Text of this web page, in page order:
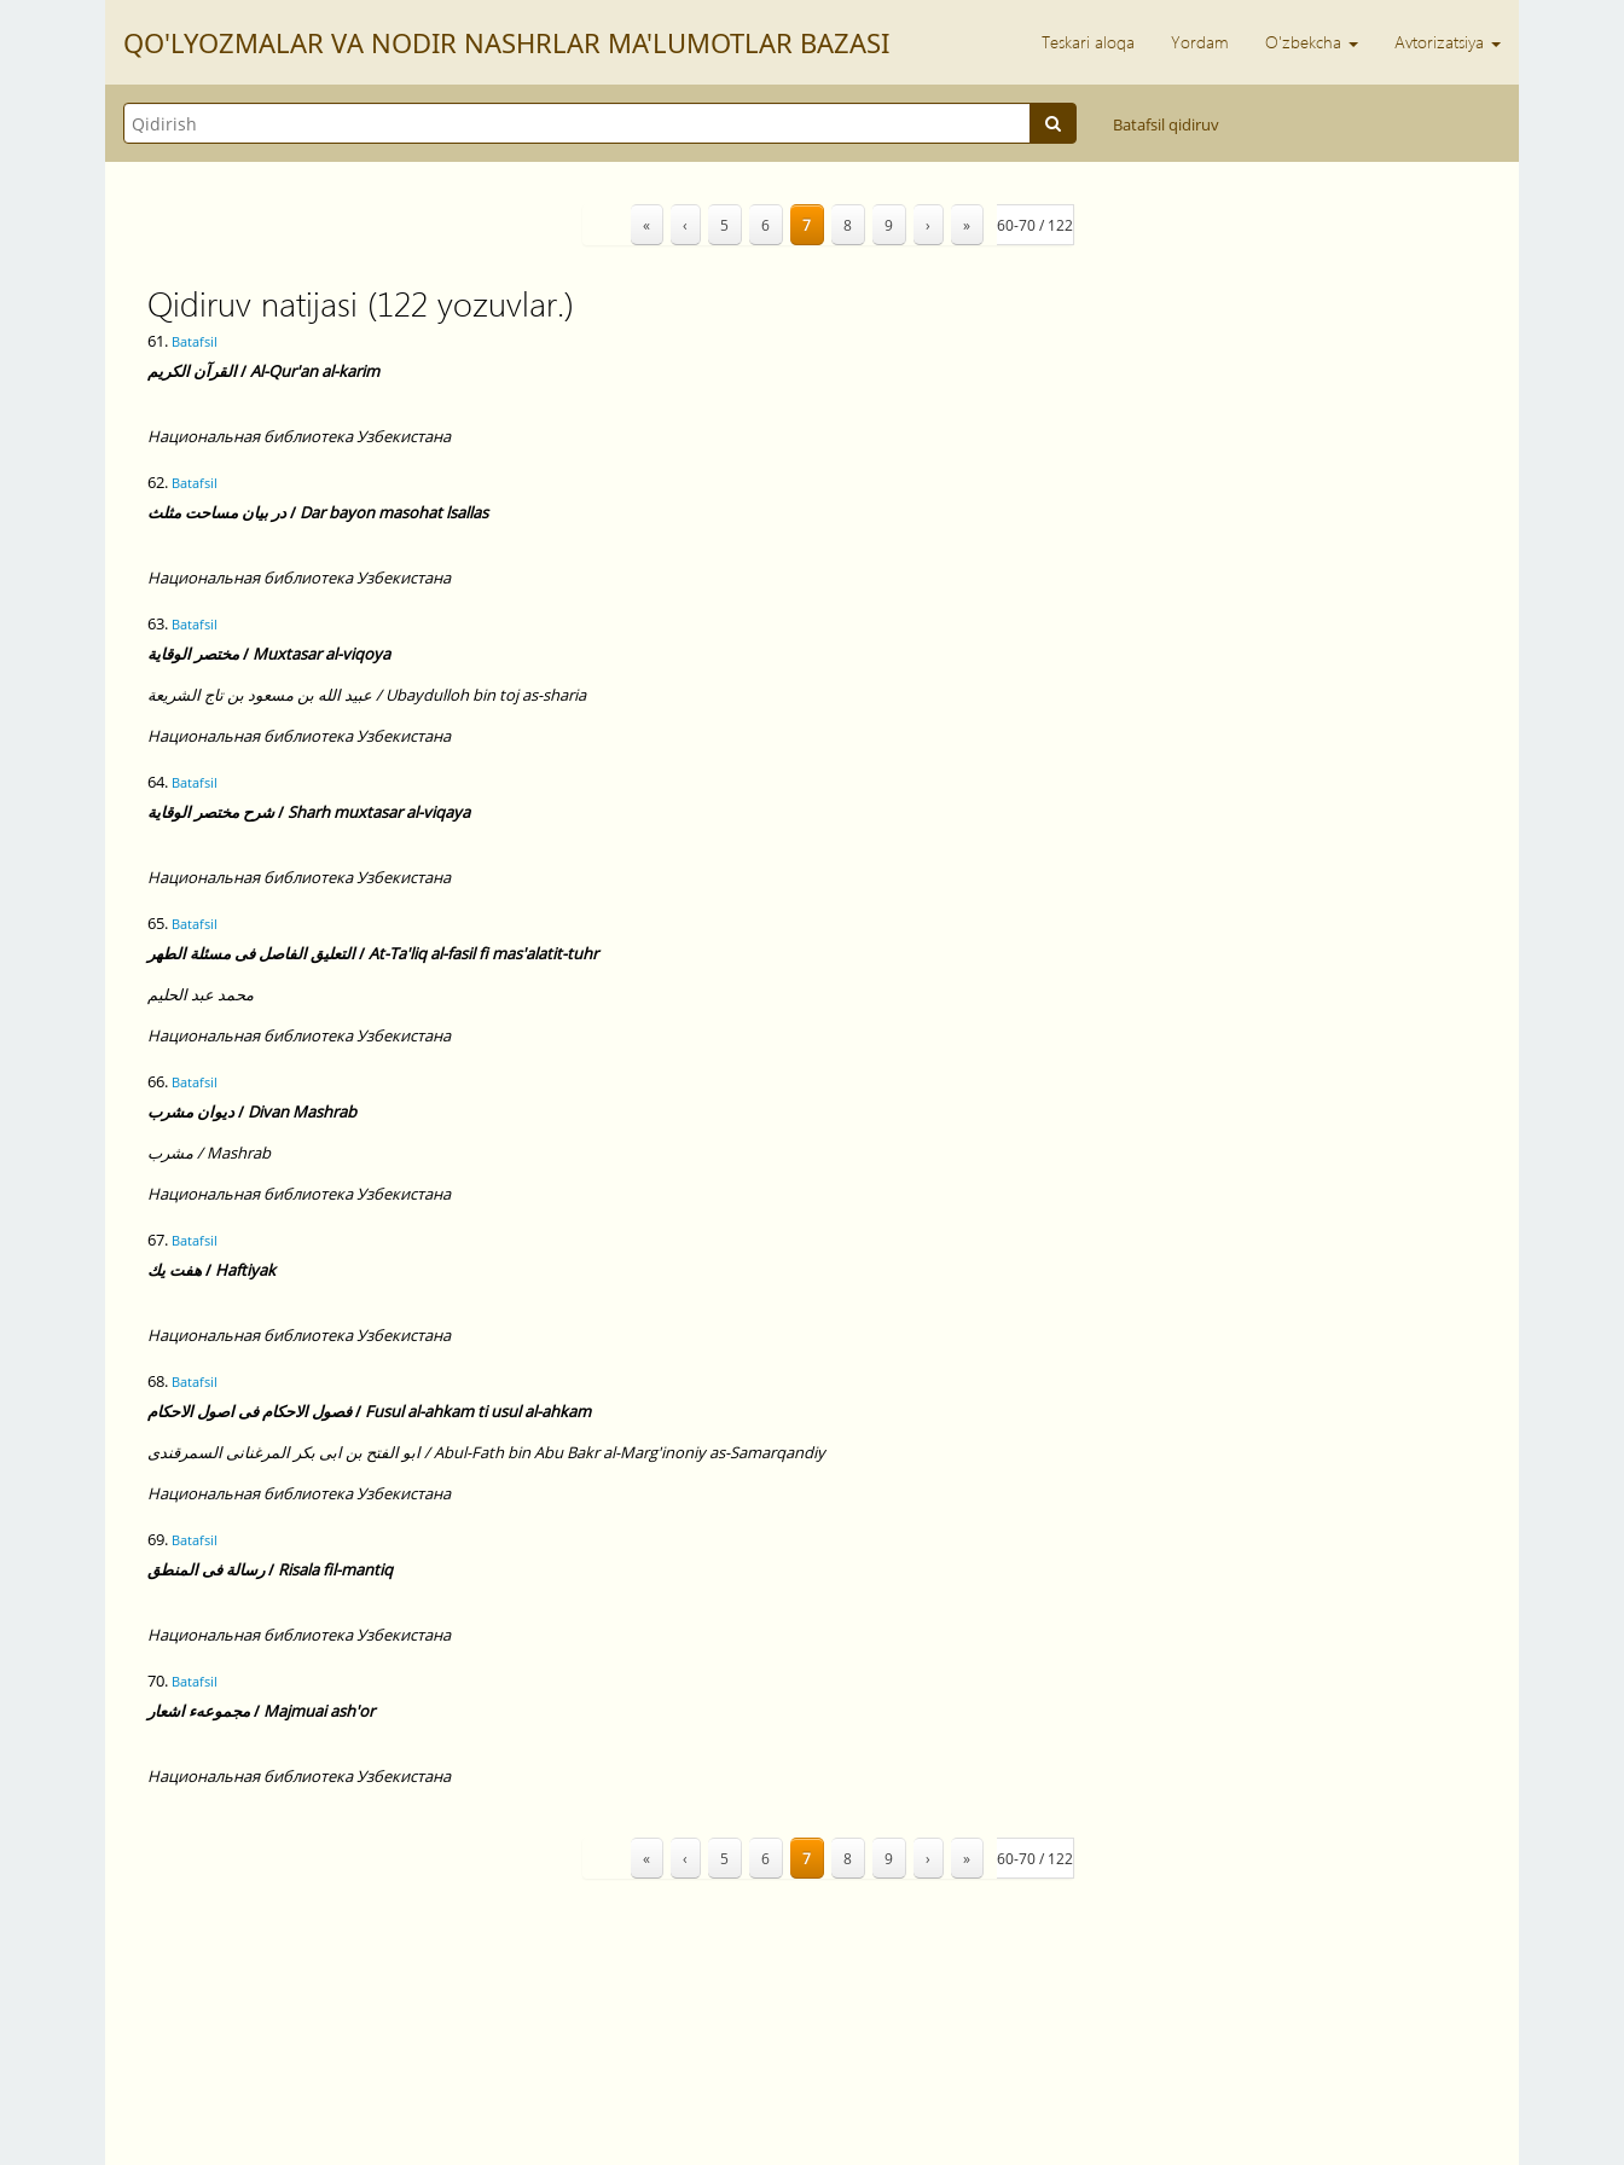
QO'LYOZMАLАR VА NODIR NАSHRLАR MА'LUMOTLАR BАZАSI Teskari aloqa Yordam O'zbekcha Avtorizatsiya
Batafsil qidiruv
« ‹ 5 6 7 8 9 › » 60-70 / 122
Qidiruv natijasi (122 yozuvlar.)
61. Batafsil
القرآن الكريم/Al-Qur'an al-karim
Национальная библиотека Узбекистана
62. Batafsil
در بيان مساحت مثلث/Dar bayon masohat lsallas
Национальная библиотека Узбекистана
63. Batafsil
مختصر الوقاية/Muxtasar al-viqoya
عبيد الله بن مسعود بن تاج الشريعة / Ubaydulloh bin toj as-sharia
Национальная библиотека Узбекистана
64. Batafsil
شرح مختصر الوقاية/Sharh muxtasar al-viqaya
Национальная библиотека Узбекистана
65. Batafsil
التعليق الفاصل فى مسئلة الطهر/At-Ta'liq al-fasil fi mas'alatit-tuhr
محمد عبد الحليم
Национальная библиотека Узбекистана
66. Batafsil
ديوان مشرب/Divan Mashrab
مشرب / Mashrab
Национальная библиотека Узбекистана
67. Batafsil
هفت يك/Haftiyak
Национальная библиотека Узбекистана
68. Batafsil
فصول الاحكام فى اصول الاحكام/Fusul al-ahkam ti usul al-ahkam
ابو الفتح بن ابى بكر المرغنانى السمرقندى / Abul-Fath bin Abu Bakr al-Marg'inoniy as-Samarqandiy
Национальная библиотека Узбекистана
69. Batafsil
رسالة فى المنطق/Risala fil-mantiq
Национальная библиотека Узбекистана
70. Batafsil
مجموعهء اشعار/Majmuai ash'or
Национальная библиотека Узбекистана
« ‹ 5 6 7 8 9 › » 60-70 / 122